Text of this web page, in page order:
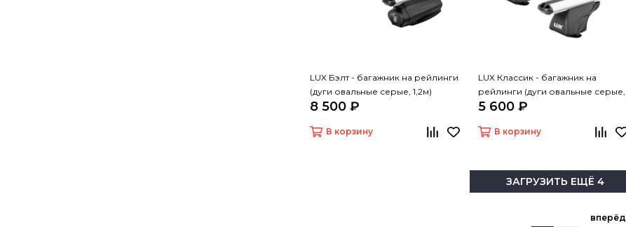
LUX Бэлт - багажник на рейлинги
(дуги овальные серые, 1,2м)
8 500 ₽
В корзину
LUX Классик - багажник на
рейлинги (дуги овальные серые,
1,2м)
5 600 ₽
В корзину
ЗАГРУЗИТЬ ЕЩЁ 4
вперёд